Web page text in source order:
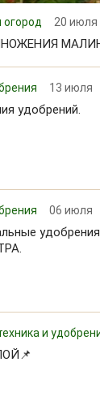
огород 20 июля
13 июля
удобрений.
06 июля
удобрения.
и